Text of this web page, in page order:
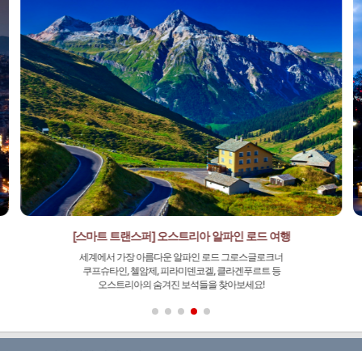
[스마트 트랜스퍼] 오스트리아 알파인 로드 여행
세계에서 가장 아름다운 알파인 로드 그로스글로크너
쿠프슈타인, 첼암제, 피라미덴코겔, 클라겐푸르트 등
오스트리아의 숨겨진 보석들을 찾아보세요!